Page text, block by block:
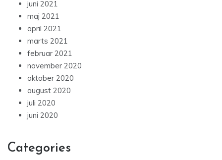
juni 2021
maj 2021
april 2021
marts 2021
februar 2021
november 2020
oktober 2020
august 2020
juli 2020
juni 2020
Categories